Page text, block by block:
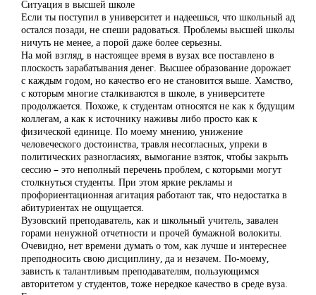
Ситуация в высшей школе
Если ты поступил в университет и надеешься, что школьный ад
остался позади, не спеши радоваться. Проблемы высшей школы
ничуть не менее, а порой даже более серьезны.
На мой взгляд, в настоящее время в вузах все поставлено в
плоскость зарабатывания денег. Высшее образование дорожает
с каждым годом, но качество его не становится выше. Хамство,
с которым многие сталкиваются в школе, в университете
продолжается. Похоже, к студентам относятся не как к будущим
коллегам, а как к источнику наживы либо просто как к
физической единице. По моему мнению, унижение
человеческого достоинства, травля несогласных, упреки в
политических разногласиях, вымогание взяток, чтобы закрыть
сессию – это неполный перечень проблем, с которыми могут
столкнуться студенты. При этом яркие рекламы и
профориентационная агитация работают так, что недостатка в
абитуриентах не ощущается.
Вузовский преподаватель, как и школьный учитель, завален
горами ненужной отчетности и прочей бумажной волокиты.
Очевидно, нет времени думать о том, как лучше и интереснее
преподносить свою дисциплину, да и незачем. По-моему,
зависть к талантливым преподавателям, пользующимся
авторитетом у студентов, тоже нередкое качество в среде вуза.